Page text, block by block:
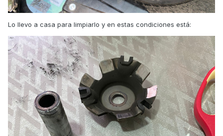
Lo llevo a casa para limpiarlo y en estas condiciones está: